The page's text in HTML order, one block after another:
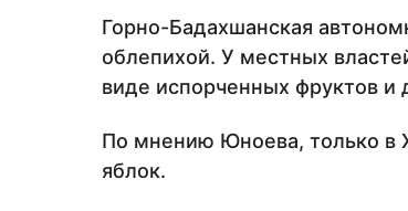
Горно-Бадахшанская
облепихой. У местных
виде испорченных фруктов и
По мнению Юноева, только в
яблок.